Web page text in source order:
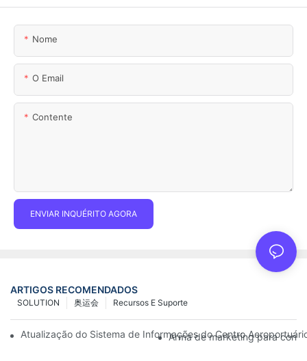
Nome
O Email
Contente
ENVIAR INQUÉRITO AGORA
ARTIGOS RECOMENDADOS
Recursos E Suporte
奥运会
SOLUTION
Atualização do Sistema de Informações do Centro
Arma de marketing para